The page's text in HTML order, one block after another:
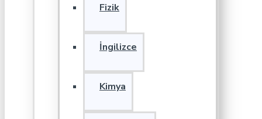
Fizik
İngilizce
Kimya